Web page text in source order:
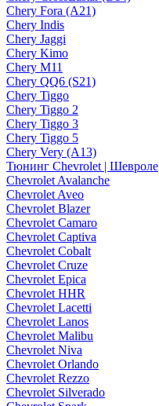
Chery Fora (A21)
Chery Indis
Chery Jaggi
Chery Kimo
Chery M11
Chery QQ6 (S21)
Chery Tiggo
Chery Tiggo 2
Chery Tiggo 3
Chery Tiggo 5
Chery Very (A13)
Тюнинг Chevrolet | Шевроле
Chevrolet Avalanche
Chevrolet Aveo
Chevrolet Blazer
Chevrolet Camaro
Chevrolet Captiva
Chevrolet Cobalt
Chevrolet Cruze
Chevrolet Epica
Chevrolet HHR
Chevrolet Lacetti
Chevrolet Lanos
Chevrolet Malibu
Chevrolet Niva
Chevrolet Orlando
Chevrolet Rezzo
Chevrolet Silverado